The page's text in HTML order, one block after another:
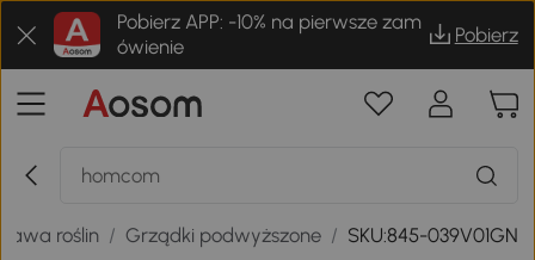
Pobierz APP: -10% na pierwsze zam
ówienie
Pobierz
roślin / Grządki podwyższone / SKU:845-039V01GN